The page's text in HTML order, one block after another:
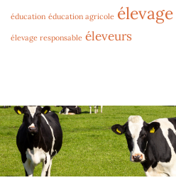
éducation éducation agricole élevage
élevage responsable éleveurs